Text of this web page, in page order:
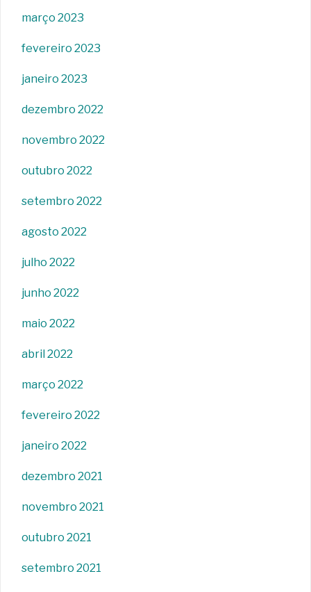
março 2023
fevereiro 2023
janeiro 2023
dezembro 2022
novembro 2022
outubro 2022
setembro 2022
agosto 2022
julho 2022
junho 2022
maio 2022
abril 2022
março 2022
fevereiro 2022
janeiro 2022
dezembro 2021
novembro 2021
outubro 2021
setembro 2021